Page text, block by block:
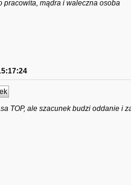
pracowita, mądra i waleczna osoba
TOP, ale szacunek budzi oddanie i